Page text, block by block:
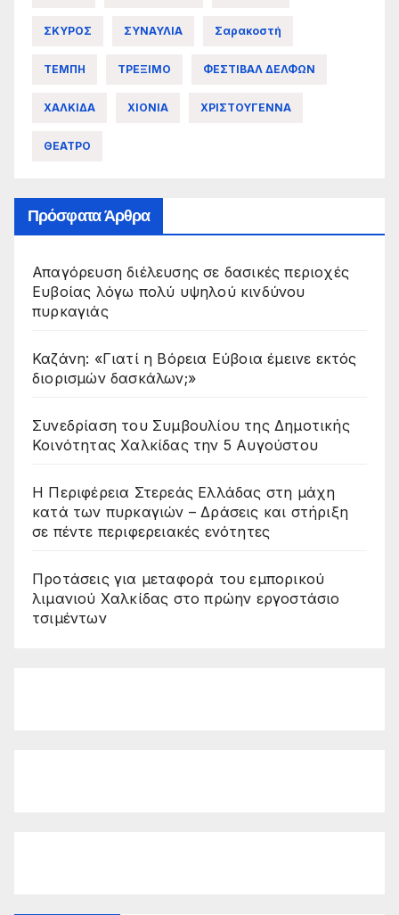
ΣΚΥΡΟΣ ΣΥΝΑΥΛΙΑ Σαρακοστή
ΤΕΜΠΗ ΤΡΕΞΙΜΟ ΦΕΣΤΙΒΑΛ ΔΕΛΦΩΝ
ΧΑΛΚΙΔΑ ΧΙΟΝΙΑ ΧΡΙΣΤΟΥΓΕΝΝΑ
ΘΕΑΤΡΟ
Πρόσφατα Άρθρα
Απαγόρευση διέλευσης σε δασικές περιοχές
Ευβοίας λόγω πολύ υψηλού κινδύνου
πυρκαγιάς
Καζάνη: «Γιατί η Βόρεια Εύβοια έμεινε εκτός
διορισμών δασκάλων;»
Συνεδρίαση του Συμβουλίου της Δημοτικής
Κοινότητας Χαλκίδας την 5 Αυγούστου
Η Περιφέρεια Στερεάς Ελλάδας στη μάχη
κατά των πυρκαγιών – Δράσεις και στήριξη
σε πέντε περιφερειακές ενότητες
Προτάσεις για μεταφορά του εμπορικού
λιμανιού Χαλκίδας στο πρώην εργοστάσιο
τσιμέντων